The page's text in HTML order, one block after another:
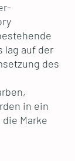
lag auf der
des
in ein
Marke